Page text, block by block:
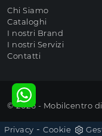
Chi Siamo
Cataloghi
I nostri Brand
I nostri Servizi
Contatti
© 2026 - Mobilcentro di
Privacy - Cookie